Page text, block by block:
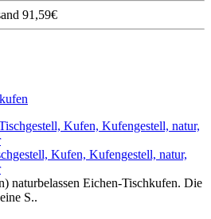
91,59€
Kufen, Kufengestell, natur,
naturbelassen Eichen-Tischkufen. Die
S..